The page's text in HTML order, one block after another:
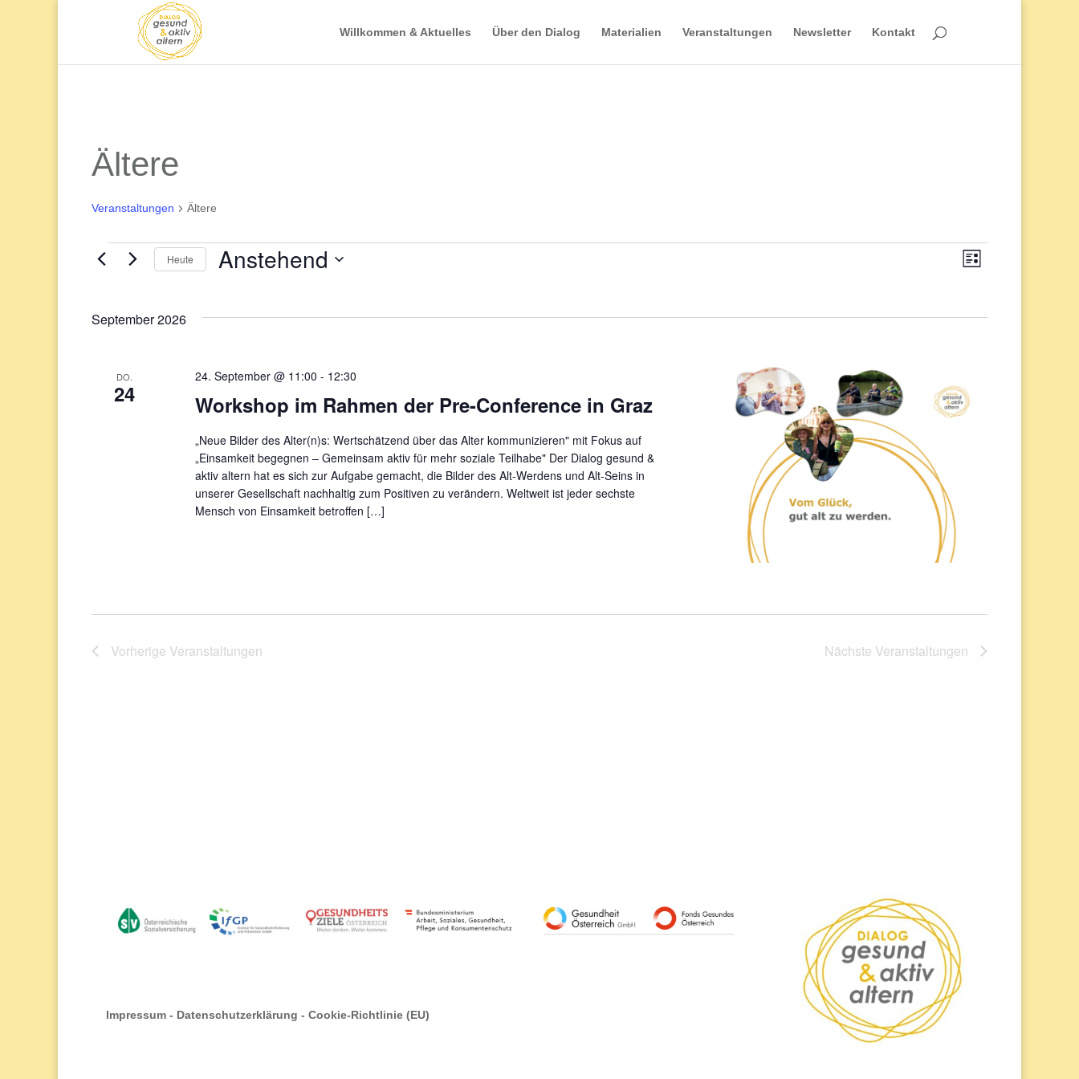
Willkommen & Aktuelles Über den Dialog Materialien Veranstaltungen Newsletter Kontakt
Ältere
Veranstaltungen Ältere
Veranstaltungen
Ansichten-
Liste
Heute Anstehend
September 2026
DO.
24 Workshop im Rahmen der Pre-Conference in Graz
24. September @ 11:00 - 12:30
„Neue Bilder des Alter(n)s: Wertschätzend über das Alter kommunizieren" mit Fokus auf
„Einsamkeit begegnen – Gemeinsam aktiv für mehr soziale Teilhabe" Der Dialog gesund &
aktiv altern hat es sich zur Aufgabe gemacht, die Bilder des Alt-Werdens und Alt-Seins in
unserer Gesellschaft nachhaltig zum Positiven zu verändern. Weltweit ist jeder sechste
Mensch von Einsamkeit betroffen […]
Vorherige Veranstaltungen Nächste Veranstaltungen
Impressum - Datenschutzerklärung - Cookie-Richtlinie (EU)